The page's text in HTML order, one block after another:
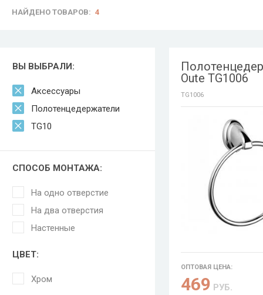
НАЙДЕНО ТОВАРОВ: 4
ВЫ ВЫБРАЛИ:
Аксессуары
Полотенцедержатели
TG10
СПОСОБ МОНТАЖА:
На одно отверстие
На два отверстия
Настенные
ЦВЕТ:
Хром
Oute TG1006
TG1006
ОПТОВАЯ ЦЕНА:
469 РУБ.